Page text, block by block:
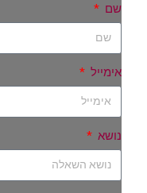
שם
אימייל
נושא